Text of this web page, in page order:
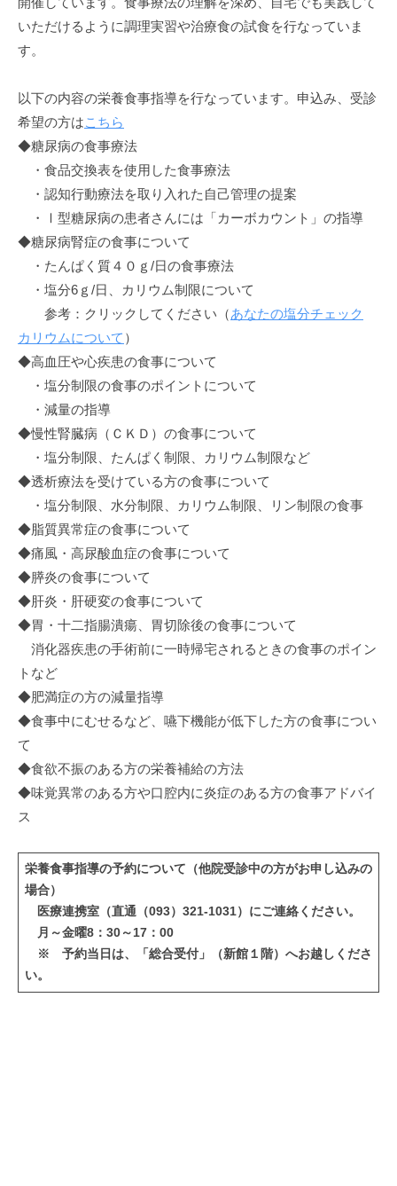
いただけるように調理実習や治療食の試食を行なっていま
す。
以下の内容の栄養食事指導を行なっています。申込み、受診
希望の方はこちら
◆糖尿病の食事療法
・食品交換表を使用した食事療法
・認知行動療法を取り入れた自己管理の提案
・Ⅰ型糖尿病の患者さんには「カーボカウント」の指導
◆糖尿病腎症の食事について
・たんぱく質４０ｇ/日の食事療法
・塩分6ｇ/日、カリウム制限について
参考：クリックしてください（あなたの塩分チェック
カリウムについて ）
◆高血圧や心疾患の食事について
・塩分制限の食事のポイントについて
・減量の指導
◆慢性腎臓病（ＣＫＤ）の食事について
・塩分制限、たんぱく制限、カリウム制限など
◆透析療法を受けている方の食事について
・塩分制限、水分制限、カリウム制限、リン制限の食事
◆脂質異常症の食事について
◆痛風・高尿酸血症の食事について
◆膵炎の食事について
◆肝炎・肝硬変の食事について
◆胃・十二指腸潰瘍、胃切除後の食事について
消化器疾患の手術前に一時帰宅されるときの食事のポイン
トなど
◆肥満症の方の減量指導
◆食事中にむせるなど、嚥下機能が低下した方の食事につい
て
◆食欲不振のある方の栄養補給の方法
◆味覚異常のある方や口腔内に炎症のある方の食事アドバイ
ス
栄養食事指導の予約について（他院受診中の方がお申し込みの
場合）
医療連携室（直通（093）321-1031）にご連絡ください。
月～金曜8：30～17：00
※ 予約当日は、「総合受付」（新館１階）へお越しくださ
い。